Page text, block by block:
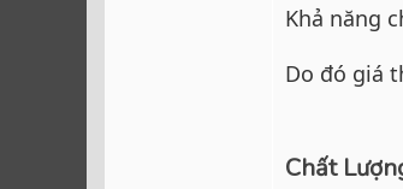
Khả năng
Do đó giá
Chất